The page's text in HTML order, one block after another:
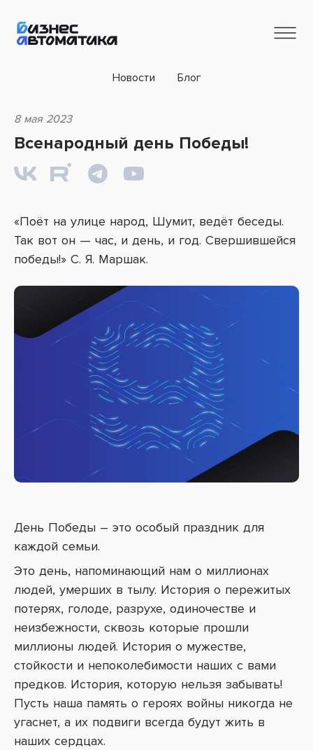
Новости Блог
8 мая 2023
Всенародный день Победы!
«Поёт на улице народ, Шумит, ведёт беседы.
Так вот он — час, и день, и год. Свершившейся
победы!» С. Я. Маршак.
День Победы – это особый праздник для
каждой семьи.
Это день, напоминающий нам о миллионах
людей, умерших в тылу. История о пережитых
потерях, голоде, разрухе, одиночестве и
неизбежности, сквозь которые прошли
миллионы людей. История о мужестве,
стойкости и непоколебимости наших с вами
предков. История, которую нельзя забывать!
Пусть наша память о героях войны никогда не
угаснет, а их подвиги всегда будут жить в
наших сердцах.